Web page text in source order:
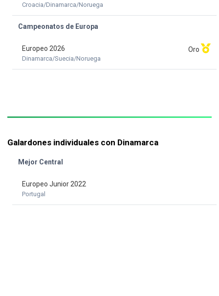
Croacia/Dinamarca/Noruega
Campeonatos de Europa
Europeo 2026
Dinamarca/Suecia/Noruega
Oro
Galardones individuales con Dinamarca
Mejor Central
Europeo Junior 2022
Portugal